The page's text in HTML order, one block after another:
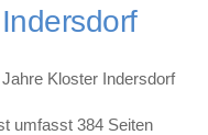
umfasst 384 Seiten